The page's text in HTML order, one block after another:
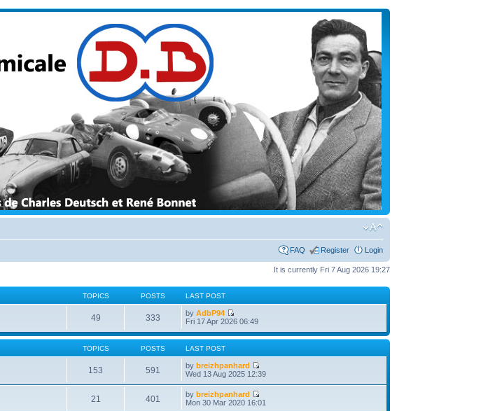
FAQ Register Login
It is currently Fri 7 Aug 2026 19:27
TOPICS POSTS LAST POST
49 333 byAdbP94
Fri 17 Apr 2026 06:49
TOPICS POSTS LAST POST
153 591 bybreizhpanhard
Wed 13 Aug 2025 12:39
21 401 bybreizhpanhard
Mon 30 Mar 2020 16:01